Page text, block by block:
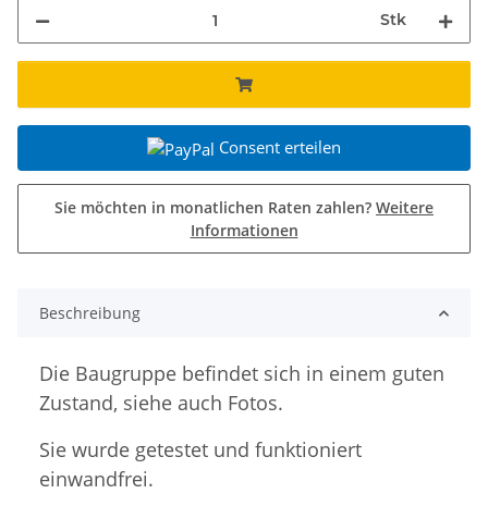
Stk
Consent erteilen
Sie möchten in monatlichen Raten zahlen? Weitere
Informationen
Beschreibung
Die Baugruppe befindet sich in einem guten
Zustand, siehe auch Fotos.
Sie wurde getestet und funktioniert
einwandfrei.